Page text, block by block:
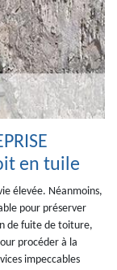
en tuile
élevée. Néanmoins,
pour préserver
de fuite de toiture,
procéder à la
impeccables